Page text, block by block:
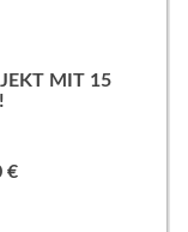
MIT 15
€